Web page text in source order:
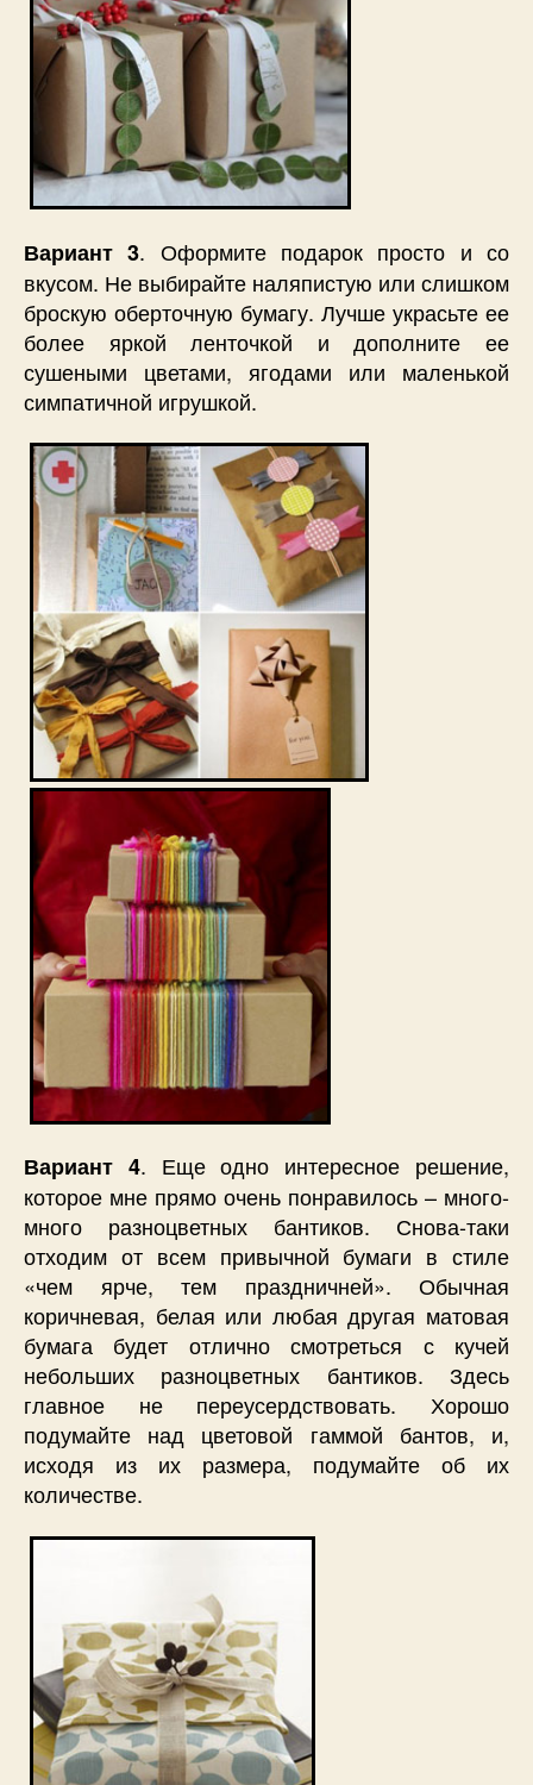
Вариант 3. Оформите подарок просто и со
вкусом. Не выбирайте наляпистую или слишком
броскую оберточную бумагу. Лучше украсьте ее
более яркой ленточкой и дополните ее
сушеными цветами, ягодами или маленькой
симпатичной игрушкой.
Вариант 4. Еще одно интересное решение,
которое мне прямо очень понравилось – много-
много разноцветных бантиков. Снова-таки
отходим от всем привычной бумаги в стиле
«чем ярче, тем праздничней». Обычная
коричневая, белая или любая другая матовая
бумага будет отлично смотреться с кучей
небольших разноцветных бантиков. Здесь
главное не переусердствовать. Хорошо
подумайте над цветовой гаммой бантов, и,
исходя из их размера, подумайте об их
количестве.